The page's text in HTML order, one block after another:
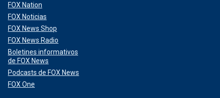
FOX Nation
FOX Noticias
FOX News Shop
FOX News Radio
Boletines informativos
de FOX News
Podcasts de FOX News
FOX One